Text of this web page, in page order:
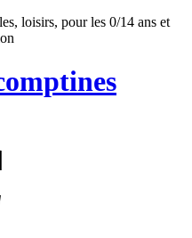
loisirs, pour les 0/14 ans et